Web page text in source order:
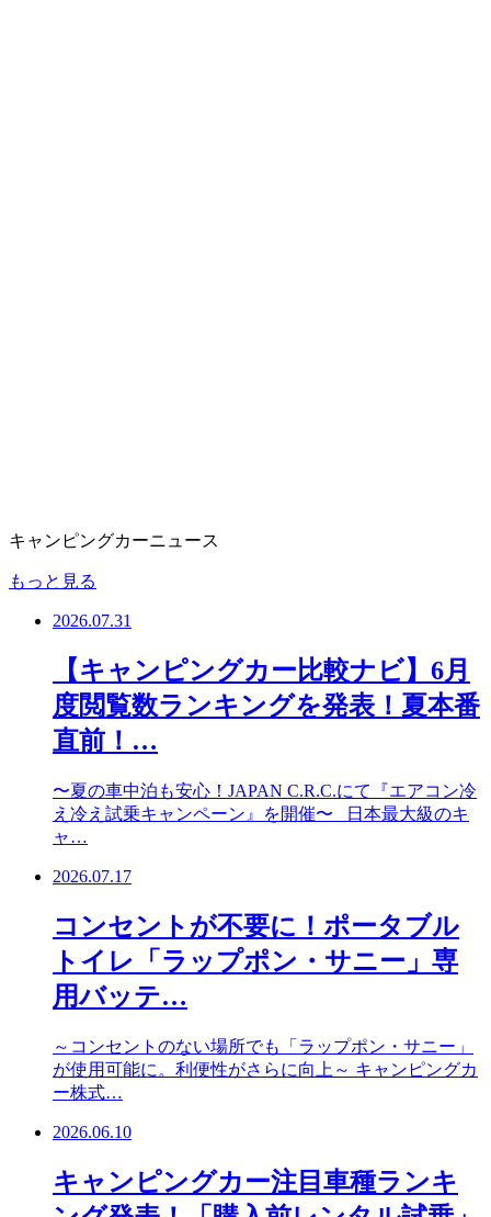
キャンピングカーニュース
もっと見る
2026.07.31
【キャンピングカー比較ナビ】6月
度閲覧数ランキングを発表！夏本番
直前！…
〜夏の車中泊も安心！JAPAN C.R.C.にて『エアコン冷
え冷え試乗キャンペーン』を開催〜 日本最大級のキ
ャ…
2026.07.17
コンセントが不要に！ポータブル
トイレ「ラップポン・サニー」専
用バッテ…
～コンセントのない場所でも「ラップポン・サニー」
が使用可能に。利便性がさらに向上～ キャンピングカ
ー株式…
2026.06.10
キャンピングカー注目車種ランキ